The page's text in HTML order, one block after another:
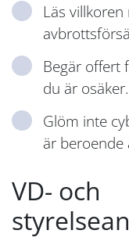
Läs
Begär offert
du är osäker.
Glöm inte
är beroende
VD- och